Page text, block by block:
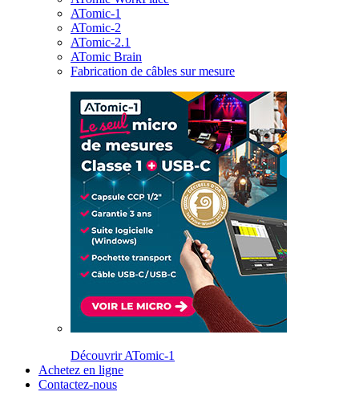
ATomic-1
ATomic-2
ATomic-2.1
ATomic Brain
Fabrication de câbles sur mesure
Découvrir ATomic-1
Achetez en ligne
Contactez-nous